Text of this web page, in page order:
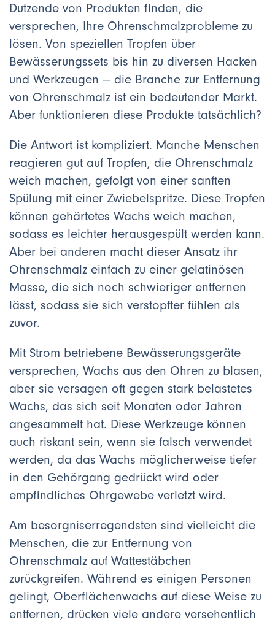
Dutzende von Produkten finden, die
versprechen, Ihre Ohrenschmalzprobleme zu
lösen. Von speziellen Tropfen über
Bewässerungssets bis hin zu diversen Hacken
und Werkzeugen — die Branche zur Entfernung
von Ohrenschmalz ist ein bedeutender Markt.
Aber funktionieren diese Produkte tatsächlich?
Die Antwort ist kompliziert. Manche Menschen
reagieren gut auf Tropfen, die Ohrenschmalz
weich machen, gefolgt von einer sanften
Spülung mit einer Zwiebelspritze. Diese Tropfen
können gehärtetes Wachs weich machen,
sodass es leichter herausgespült werden kann.
Aber bei anderen macht dieser Ansatz ihr
Ohrenschmalz einfach zu einer gelatinösen
Masse, die sich noch schwieriger entfernen
lässt, sodass sie sich verstopfter fühlen als
zuvor.
Mit Strom betriebene Bewässerungsgeräte
versprechen, Wachs aus den Ohren zu blasen,
aber sie versagen oft gegen stark belastetes
Wachs, das sich seit Monaten oder Jahren
angesammelt hat. Diese Werkzeuge können
auch riskant sein, wenn sie falsch verwendet
werden, da das Wachs möglicherweise tiefer
in den Gehörgang gedrückt wird oder
empfindliches Ohrgewebe verletzt wird.
Am besorgniserregendsten sind vielleicht die
Menschen, die zur Entfernung von
Ohrenschmalz auf Wattestäbchen
zurückgreifen. Während es einigen Personen
gelingt, Oberflächenwachs auf diese Weise zu
entfernen, drücken viele andere versehentlich